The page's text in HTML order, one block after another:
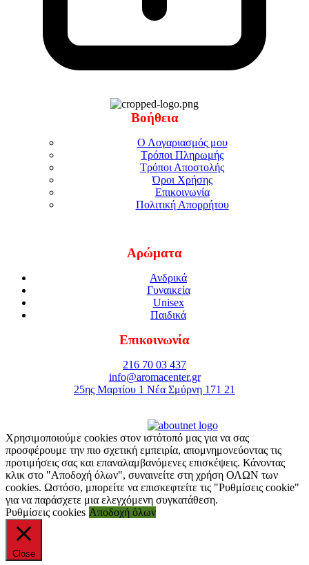
Βοήθεια
Ο Λογαριασμός μου
Τρόποι Πληρωμής
Τρόποι Αποστολής
Όροι Χρήσης
Επικοινωνία
Πολιτική Απορρήτου
Αρώματα
Ανδρικά
Γυναικεία
Unisex
Παιδικά
Επικοινωνία
216 70 03 437
info@aromacenter.gr
25ης Μαρτίου 1 Νέα Σμύρνη 171 21
Χρησιμοποιούμε cookies στον ιστότοπό μας για να σας
προσφέρουμε την πιο σχετική εμπειρία, απομνημονεύοντας τις
προτιμήσεις σας και επαναλαμβανόμενες επισκέψεις. Κάνοντας
κλικ στο "Αποδοχή όλων", συναινείτε στη χρήση ΟΛΩΝ των
cookies. Ωστόσο, μπορείτε να επισκεφτείτε τις "Ρυθμίσεις cookie"
για να παράσχετε μια ελεγχόμενη συγκατάθεση.
Ρυθμίσεις cookies Αποδοχή όλων
Close